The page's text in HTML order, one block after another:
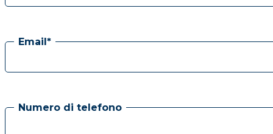
Email*
Numero di telefono